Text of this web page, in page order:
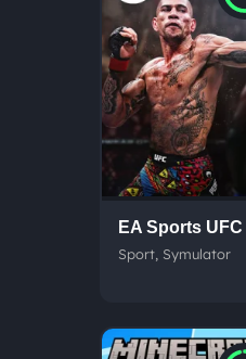
EA Sports UFC
Sport, Symulator